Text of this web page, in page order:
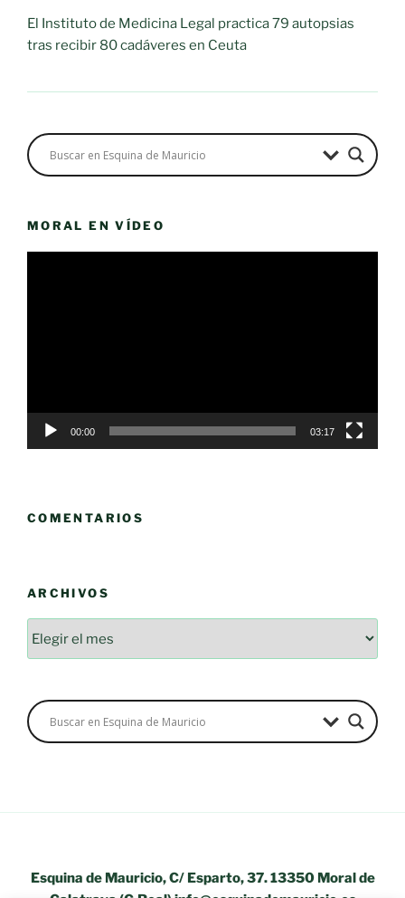
El Instituto de Medicina Legal practica 79 autopsias
tras recibir 80 cadáveres en Ceuta
MORAL EN VÍDEO
00:00 03:17
COMENTARIOS
ARCHIVOS
Esquina de Mauricio, C/ Esparto, 37. 13350 Moral de